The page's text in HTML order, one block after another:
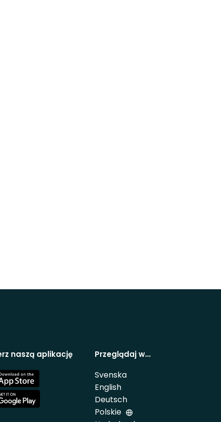
naszą aplikację Przeglądaj w…
Svenska
English
Deutsch
Polskie